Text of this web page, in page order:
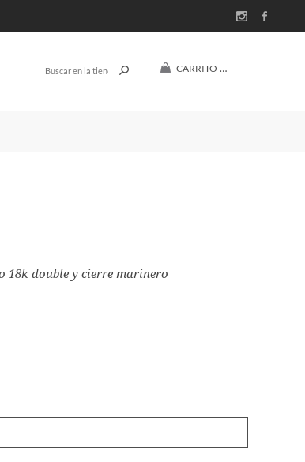
CARRITO (0)
18k double y cierre marinero